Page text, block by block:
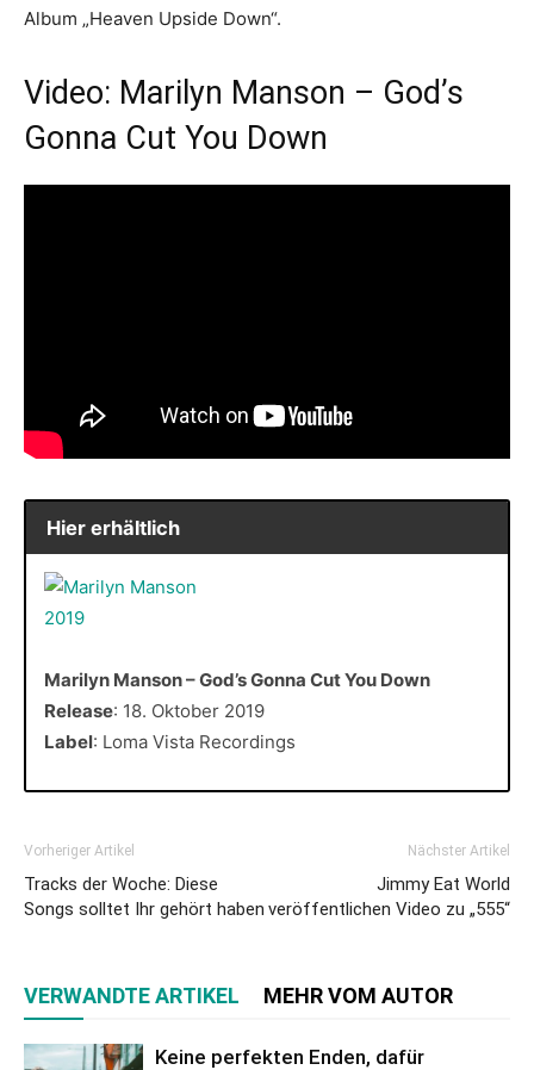
Album „Heaven Upside Down“.
Video: Marilyn Manson – God’s
Gonna Cut You Down
Hier erhältlich
Marilyn Manson – God’s Gonna Cut You Down
Release: 18. Oktober 2019
Label: Loma Vista Recordings
Vorheriger Artikel
Tracks der Woche: Diese
Songs solltet Ihr gehört haben
Nächster Artikel
Jimmy Eat World
veröffentlichen Video zu „555“
VERWANDTE ARTIKEL MEHR VOM AUTOR
Keine perfekten Enden, dafür